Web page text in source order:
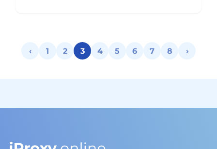
‹ 1 2 3 4 5 6 7 8 ›